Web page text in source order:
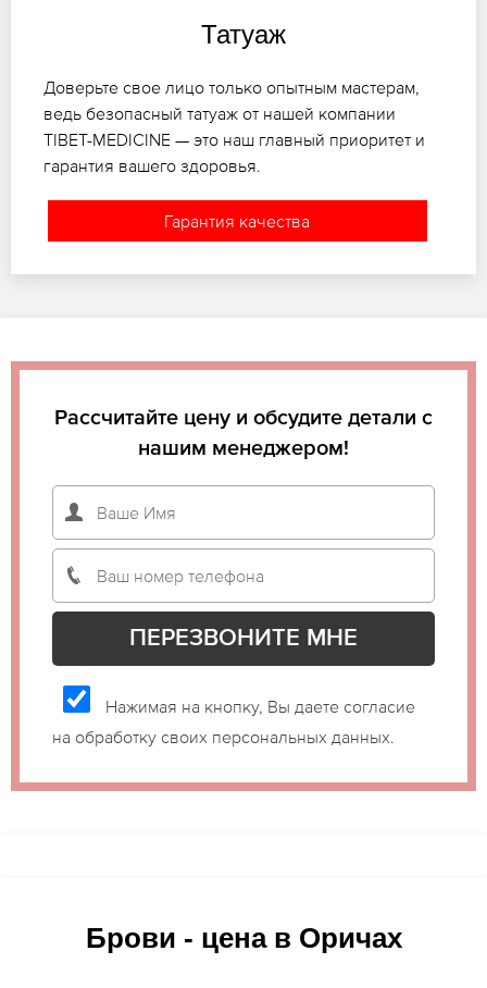
Татуаж
Доверьте свое лицо только опытным мастерам,
ведь безопасный татуаж от нашей компании
TIBET-MEDICINE — это наш главный приоритет и
гарантия вашего здоровья.
Гарантия качества
Рассчитайте цену и обсудите детали с
нашим менеджером!
Нажимая на кнопку, Вы даете согласие
на обработку своих персональных данных.
Брови - цена в Оричах